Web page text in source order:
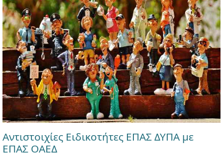
Αντιστοιχίες Ειδικοτήτες ΕΠΑΣ ΔΥΠΑ με
ΕΠΑΣ ΟΑΕΔ